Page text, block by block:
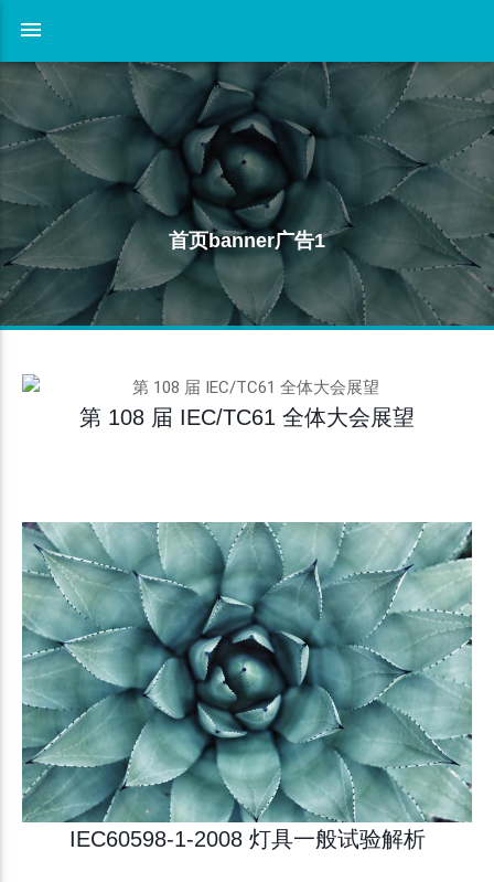
首页banner广告1
第 108 届 IEC/TC61 全体大会展望
IEC60598-1-2008 灯具一般试验解析